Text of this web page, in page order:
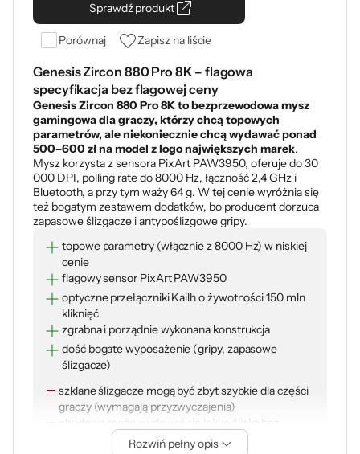
Sprawdź produkt
Porównaj Zapisz na liście
Genesis Zircon 880 Pro 8K – flagowa
specyfikacja bez flagowej ceny
Genesis Zircon 880 Pro 8K to bezprzewodowa mysz
gamingowa dla graczy, którzy chcą topowych
parametrów, ale niekoniecznie chcą wydawać ponad
500–600 zł na model z logo największych marek.
Mysz korzysta z sensora PixArt PAW3950, oferuje do 30
000 DPI, polling rate do 8000 Hz, łączność 2,4 GHz i
Bluetooth, a przy tym waży 64 g. W tej cenie wyróżnia się
też bogatym zestawem dodatków, bo producent dorzuca
zapasowe ślizgacze i antypoślizgowe gripy.
topowe parametry (włącznie z 8000 Hz) w niskiej
cenie
flagowy sensor PixArt PAW3950
optyczne przełączniki Kailh o żywotności 150 mln
kliknięć
zgrabna i porządnie wykonana konstrukcja
dość bogate wyposażenie (gripy, zapasowe
ślizgacze)
szklane ślizgacze mogą być zbyt szybkie dla części
graczy (wymagają przyzwyczajenia)
obudowa może wydawać się lekko śliska bez
naklejonych gripówRozwiń pełny opis